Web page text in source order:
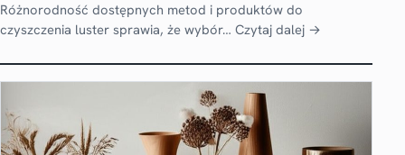
Różnorodność dostępnych metod i produktów do
czyszczenia luster sprawia, że wybór… Czytaj dalej →